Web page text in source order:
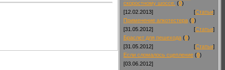
скоростному шоссе. (0)
[12.02.2013]
[Статьи]
Применение алкотестера (0)
[31.05.2012]
[Статьи]
Браслет для пешехода (0)
[31.05.2012]
[Статьи]
Если сломалось сцепление (0)
[03.06.2012]